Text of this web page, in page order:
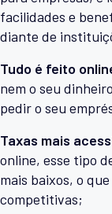
facilidades e
diante de
Tudo é feito
nem o seu
pedir o seu
Taxas mais
online, esse tipo
mais baixos, o
competitivas;